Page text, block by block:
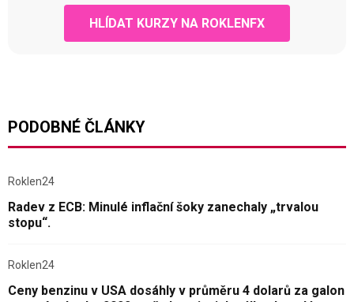
HLÍDAT KURZY NA ROKLENFX
PODOBNÉ ČLÁNKY
Roklen24
Radev z ECB: Minulé inflační šoky zanechaly „trvalou
stopu“.
Roklen24
Ceny benzinu v USA dosáhly v průměru 4 dolarů za galon